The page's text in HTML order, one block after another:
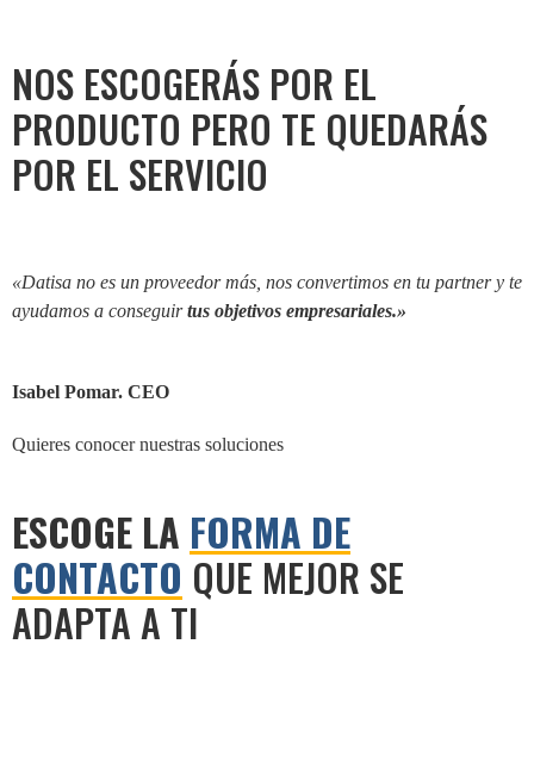
NOS ESCOGERÁS POR EL
PRODUCTO PERO TE QUEDARÁS
POR EL SERVICIO
«Datisa no es un proveedor más, nos convertimos en tu partner y te
ayudamos a conseguirtus objetivos empresariales.»
Isabel Pomar. CEO
Quieres conocer nuestras soluciones
ESCOGE LA FORMA DE
CONTACTO QUE MEJOR SE
ADAPTA A TI